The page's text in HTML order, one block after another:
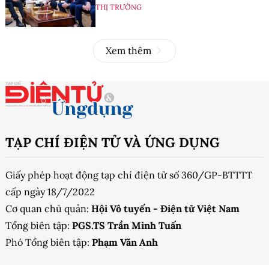
THỊ TRƯỜNG
Xem thêm
TẠP CHÍ ĐIỆN TỬ VÀ ỨNG DỤNG
Giấy phép hoạt động tạp chí điện tử số 360/GP-BTTTT
cấp ngày 18/7/2022
Cơ quan chủ quản: Hội Vô tuyến - Điện tử Việt Nam
Tổng biên tập: PGS.TS Trần Minh Tuấn
Phó Tổng biên tập: Phạm Văn Anh